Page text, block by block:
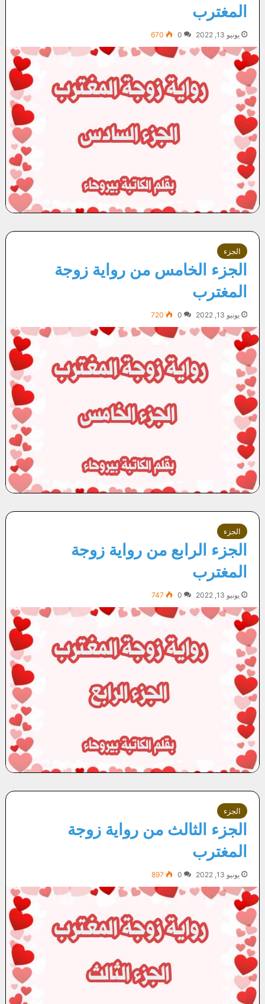
المغترب
يونيو 13, 2022 0
670
الجزء
الجزء الخامس من رواية زوجة
المغترب
يونيو 13, 2022 0
720
الجزء
الجزء الرابع من رواية زوجة
المغترب
يونيو 13, 2022 0
747
الجزء
الجزء الثالث من رواية زوجة
المغترب
يونيو 13, 2022 0
897